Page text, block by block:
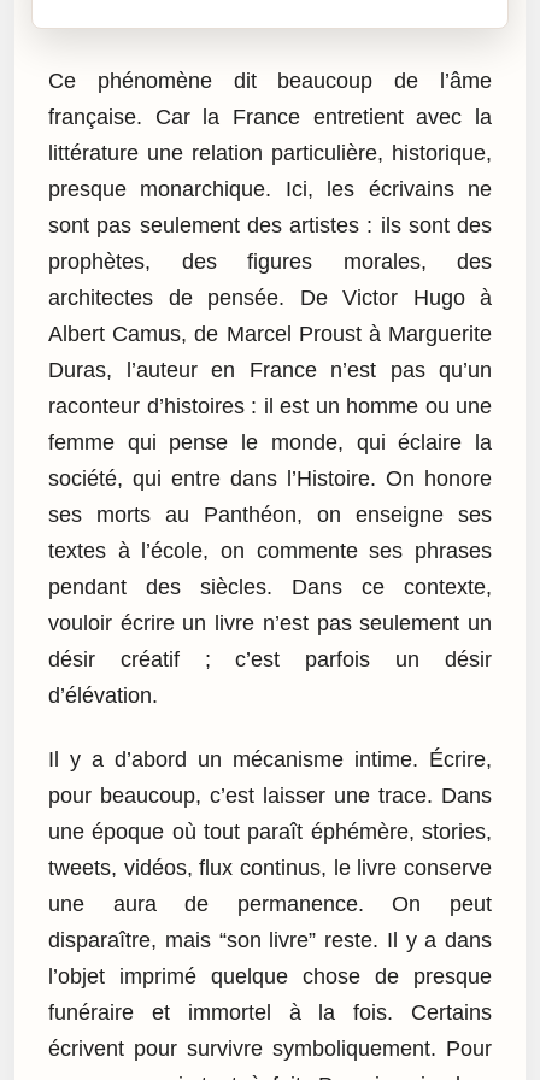
Ce phénomène dit beaucoup de l’âme
française. Car la France entretient avec la
littérature une relation particulière, historique,
presque monarchique. Ici, les écrivains ne
sont pas seulement des artistes : ils sont des
prophètes, des figures morales, des
architectes de pensée. De Victor Hugo à
Albert Camus, de Marcel Proust à Marguerite
Duras, l’auteur en France n’est pas qu’un
raconteur d’histoires : il est un homme ou une
femme qui pense le monde, qui éclaire la
société, qui entre dans l’Histoire. On honore
ses morts au Panthéon, on enseigne ses
textes à l’école, on commente ses phrases
pendant des siècles. Dans ce contexte,
vouloir écrire un livre n’est pas seulement un
désir créatif ; c’est parfois un désir
d’élévation.
Il y a d’abord un mécanisme intime. Écrire,
pour beaucoup, c’est laisser une trace. Dans
une époque où tout paraît éphémère, stories,
tweets, vidéos, flux continus, le livre conserve
une aura de permanence. On peut
disparaître, mais “son livre” reste. Il y a dans
l’objet imprimé quelque chose de presque
funéraire et immortel à la fois. Certains
écrivent pour survivre symboliquement. Pour